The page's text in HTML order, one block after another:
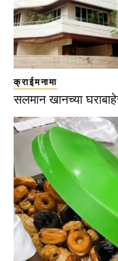
क्राईमनामा
सलमान खानच्या